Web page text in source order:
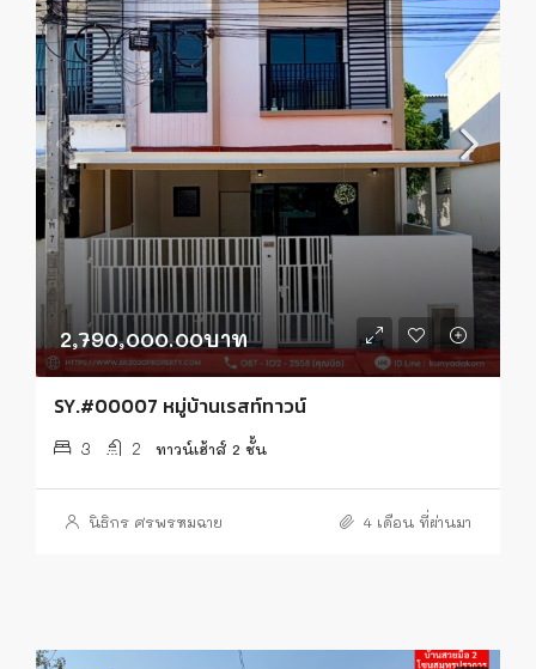
2,790,000.00บาท
SY.#00007 หมู่บ้านเรสท์ทาวน์
3 2 ทาวน์เฮ้าส์ 2 ชั้น
นิธิกร ศรพรหมฉาย 4 เดือน ที่ผ่านมา